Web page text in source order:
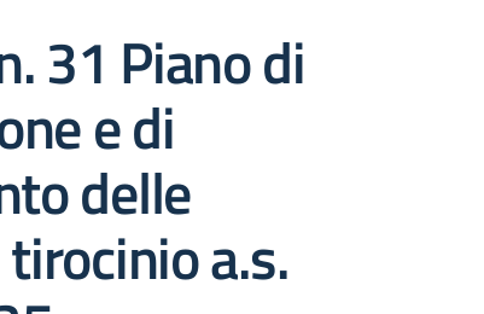
31 Piano di
e di
delle
a.s.